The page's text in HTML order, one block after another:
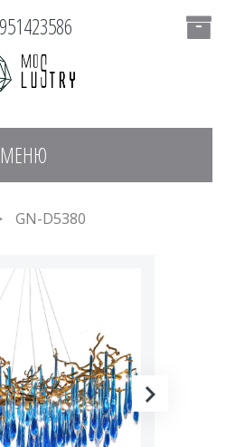
МЕНЮ
GN-D5380